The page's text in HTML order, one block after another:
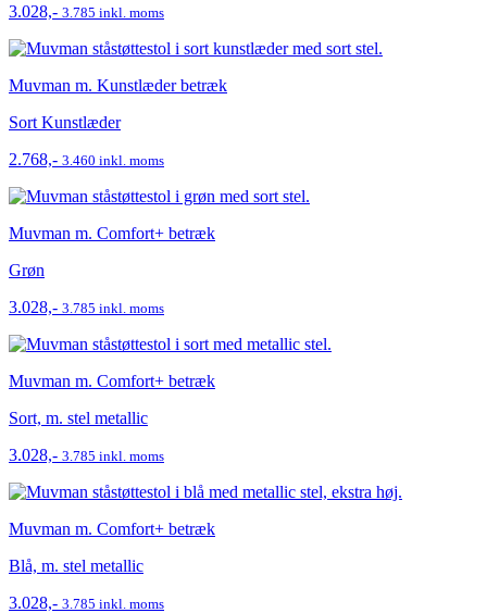
3.028,- 3.785 inkl. moms
Muvman m. Kunstlæder betræk
Sort Kunstlæder
2.768,- 3.460 inkl. moms
Muvman m. Comfort+ betræk
Grøn
3.028,- 3.785 inkl. moms
Muvman m. Comfort+ betræk
Sort, m. stel metallic
3.028,- 3.785 inkl. moms
Muvman m. Comfort+ betræk
Blå, m. stel metallic
3.028,- 3.785 inkl. moms